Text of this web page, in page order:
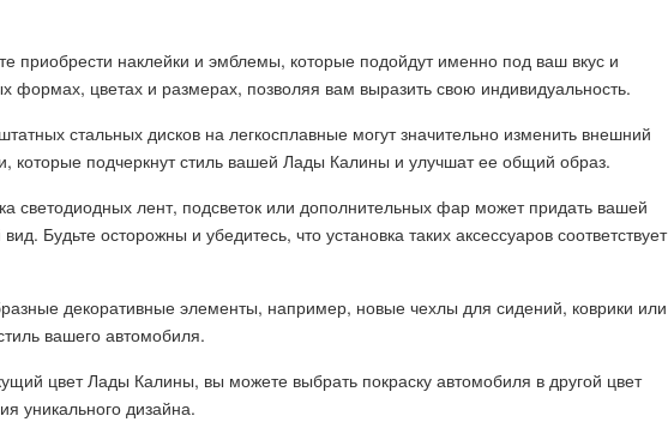
приобрести наклейки и эмблемы, которые подойдут именно под ваш вкус и
формах, цветах и размерах, позволяя вам выразить свою индивидуальность.
стальных дисков на легкосплавные могут значительно изменить внешний
которые подчеркнут стиль вашей Лады Калины и улучшат ее общий образ.
светодиодных лент, подсветок или дополнительных фар может придать вашей
Будьте осторожны и убедитесь, что установка таких аксессуаров соответствует
декоративные элементы, например, новые чехлы для сидений, коврики или
вашего автомобиля.
цвет Лады Калины, вы можете выбрать покраску автомобиля в другой цвет
уникального дизайна.